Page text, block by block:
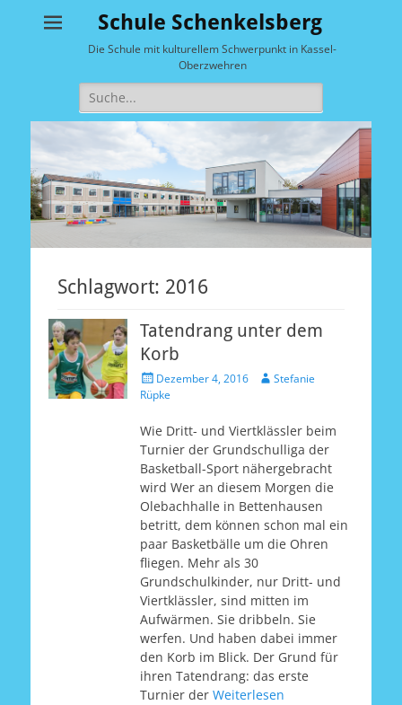
Schule Schenkelsberg
Die Schule mit kulturellem Schwerpunkt in Kassel-
Oberzwehren
Suche
nach:
Schlagwort: 2016
Tatendrang unter dem
Korb
Veröffentlicht
am
Dezember 4, 2016 AutorStefanie
Rüpke
Wie Dritt- und Viertklässler beim
Turnier der Grundschulliga der
Basketball-Sport nähergebracht
wird Wer an diesem Morgen die
Olebachhalle in Bettenhausen
betritt, dem können schon mal ein
paar Basketbälle um die Ohren
fliegen. Mehr als 30
Grundschulkinder, nur Dritt- und
Viertklässler, sind mitten im
Aufwärmen. Sie dribbeln. Sie
werfen. Und haben dabei immer
den Korb im Blick. Der Grund für
ihren Tatendrang: das erste
Turnier der Weiterlesen